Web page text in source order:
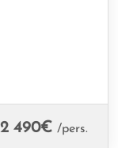
2 490€ /pers.